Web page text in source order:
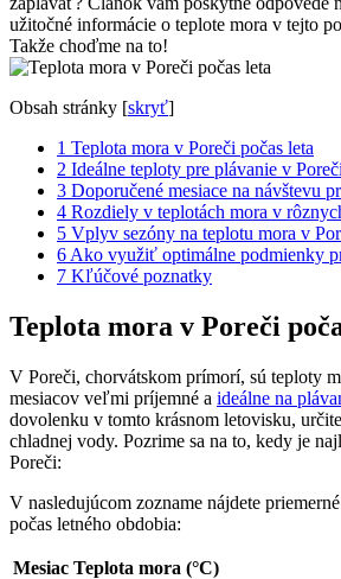
užitočné informácie o teplote mora v tejto
Takže choďme na to!
Obsah stránky [skryť]
1 Teplota mora v Poreči počas leta
2 Ideálne teploty pre plávanie v Poreči
3 Doporučené mesiace na návštevu
4 Rozdiely v teplotách mora v
5 Vplyv sezóny na teplotu mora v
6 Ako využiť optimálne podmienky
7 Kľúčové poznatky
Teplota mora v Poreči
V Poreči, chorvátskom prímorí, sú teploty
mesiacov veľmi príjemné a ideálne na
dovolenku v tomto krásnom letovisku,
chladnej vody. Pozrime sa na to, kedy je
Poreči:
V nasledujúcom zozname nájdete
počas letného obdobia:
Mesiac Teplota mora (°C)